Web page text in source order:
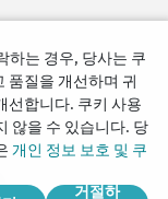
하는 경우, 당사는 쿠
품질을 개선하며 귀
선합니다. 쿠키 사용
않을 수 있습니다. 당
개인 정보 보호 및 쿠
거절하